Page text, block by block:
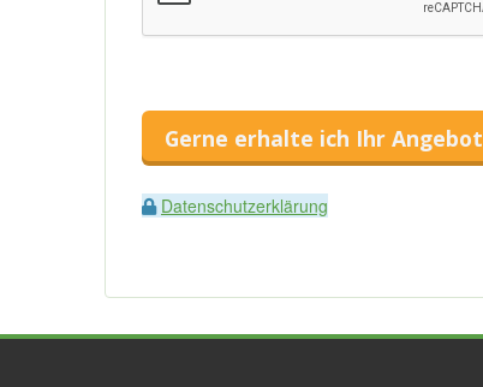
Gerne erhalte ich Ihr Angebot
Datenschutzerklärung